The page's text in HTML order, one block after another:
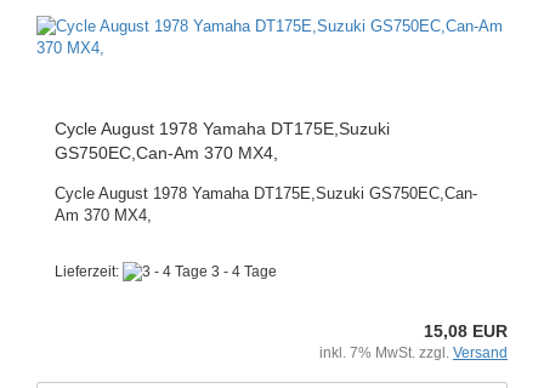
Cycle August 1978 Yamaha DT175E,Suzuki
GS750EC,Can-Am 370 MX4,
Cycle August 1978 Yamaha DT175E,Suzuki GS750EC,Can-
Am 370 MX4,
Lieferzeit: 3 - 4 Tage
15,08 EUR
inkl. 7% MwSt. zzgl. Versand